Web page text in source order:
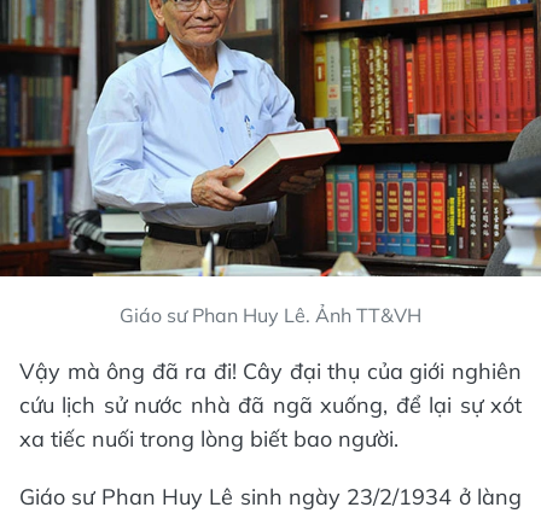
Giáo sư Phan Huy Lê. Ảnh TT&VH
Vậy mà ông đã ra đi! Cây đại thụ của giới nghiên
cứu lịch sử nước nhà đã ngã xuống, để lại sự xót
xa tiếc nuối trong lòng biết bao người.
Giáo sư Phan Huy Lê sinh ngày 23/2/1934 ở làng